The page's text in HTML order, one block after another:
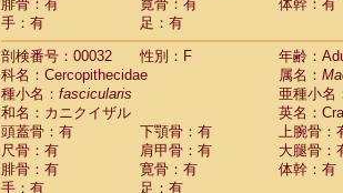
CercopithecidaeCercocebus hybrid(2)
CercopithecidaeCercocebus
CercopithecidaeLophocebus
Cercopithecidae
(0)
Cercopithecidae Papio cynocephalus
Cercopithecidae Papio hamadryas(1)
CercopithecidaePapio papio
CercopithecidaePapio
CercopithecidaeMandrillus
CercopithecidaeMandrillus sphinx
腓骨：有
寛骨：有
体幹：有
手：有
足：有
剖検番号：00032
性別：F
年齢：
科名：Cercopithecidae
属名：
種小名： fascicularis
亜種小名
和名：カニクイザル
英名：
頭蓋骨：有
下顎骨：有
上腕骨：
尺骨：有
肩甲骨：有
大腿骨：
腓骨：有
寛骨：有
体幹：有
手：有
足：有